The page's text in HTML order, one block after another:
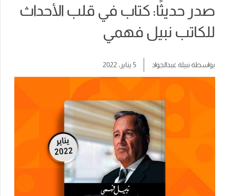
صدر حديثًا: كتاب في قلب الأحداث
للكاتب نبيل فهمي
بواسطةنبيلة عبدالجواد 5 يناير، 2022